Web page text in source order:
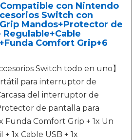
Compatible con Nintendo
Switch con
Mandos+Protector de
Comfort Grip+6
Switch todo en uno】
para interruptor de
del interruptor de
de pantalla para
Comfort Grip + 1x Un
1x Cable USB + 1x